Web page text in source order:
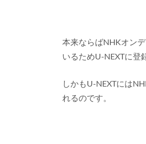
本来ならばNHKオン
いるためU-NEXTに登
しかもU-NEXTには
れるのです。